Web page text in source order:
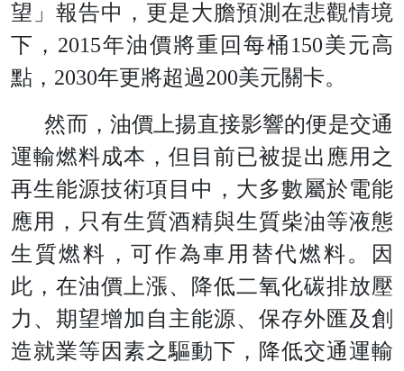
望」報告中，更是大膽預測在悲觀情境
下 ， 2015年油價將重回每桶150美元高
點 ， 2030年更將超過200美元關卡。
然而，油價上揚直接影響的便是交通
運輸燃料成本，但目前已被提出應用之
再生能源技術項目中，大多數屬於電能
應用，只有生質酒精與生質柴油等液態
生質燃料，可作為車用替代燃料。因
此，在油價上漲、降低二氧化碳排放壓
力、期望增加自主能源、保存外匯及創
造就業等因素之驅動下，降低交通運輸